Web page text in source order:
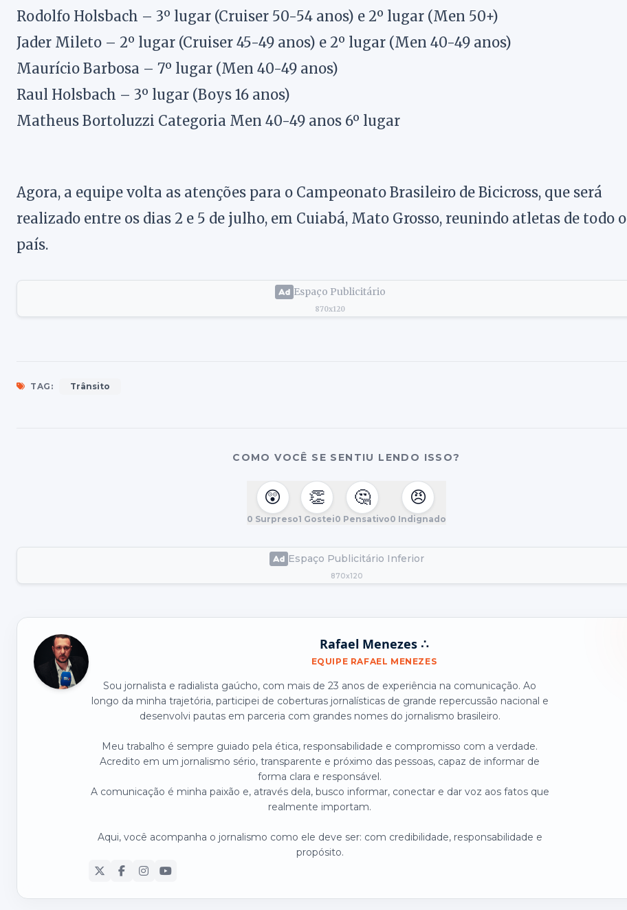
Rodolfo Holsbach – 3º lugar (Cruiser 50-54 anos) e 2º lugar (Men 50+)
Jader Mileto – 2º lugar (Cruiser 45-49 anos) e 2º lugar (Men 40-49 anos)
Maurício Barbosa – 7º lugar (Men 40-49 anos)
Raul Holsbach – 3º lugar (Boys 16 anos)
Matheus Bortoluzzi Categoria Men 40-49 anos 6º lugar
Agora, a equipe volta as atenções para o Campeonato Brasileiro de Bicicross, que será
realizado entre os dias 2 e 5 de julho, em Cuiabá, Mato Grosso, reunindo atletas de todo o
país.
Espaço Publicitário
870x120
TAG: Trânsito
COMO VOCÊ SE SENTIU LENDO ISSO?
😲
0 Surpreso
👏
1 Gostei
🤔
0 Pensativo
😠
0 Indignado
Espaço Publicitário Inferior
870x120
Rafael Menezes ∴
EQUIPE RAFAEL MENEZES
Sou jornalista e radialista gaúcho, com mais de 23 anos de experiência na comunicação. Ao
longo da minha trajetória, participei de coberturas jornalísticas de grande repercussão nacional e
desenvolvi pautas em parceria com grandes nomes do jornalismo brasileiro.
Meu trabalho é sempre guiado pela ética, responsabilidade e compromisso com a verdade.
Acredito em um jornalismo sério, transparente e próximo das pessoas, capaz de informar de
forma clara e responsável.
A comunicação é minha paixão e, através dela, busco informar, conectar e dar voz aos fatos que
realmente importam.
Aqui, você acompanha o jornalismo como ele deve ser: com credibilidade, responsabilidade e
propósito.